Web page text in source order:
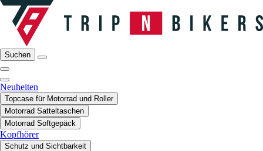
Suchen
Neuheiten
Topcase für Motorrad und Roller
Motorrad Satteltaschen
Motorrad Softgepäck
Kopfhörer
Schutz und Sichtbarkeit